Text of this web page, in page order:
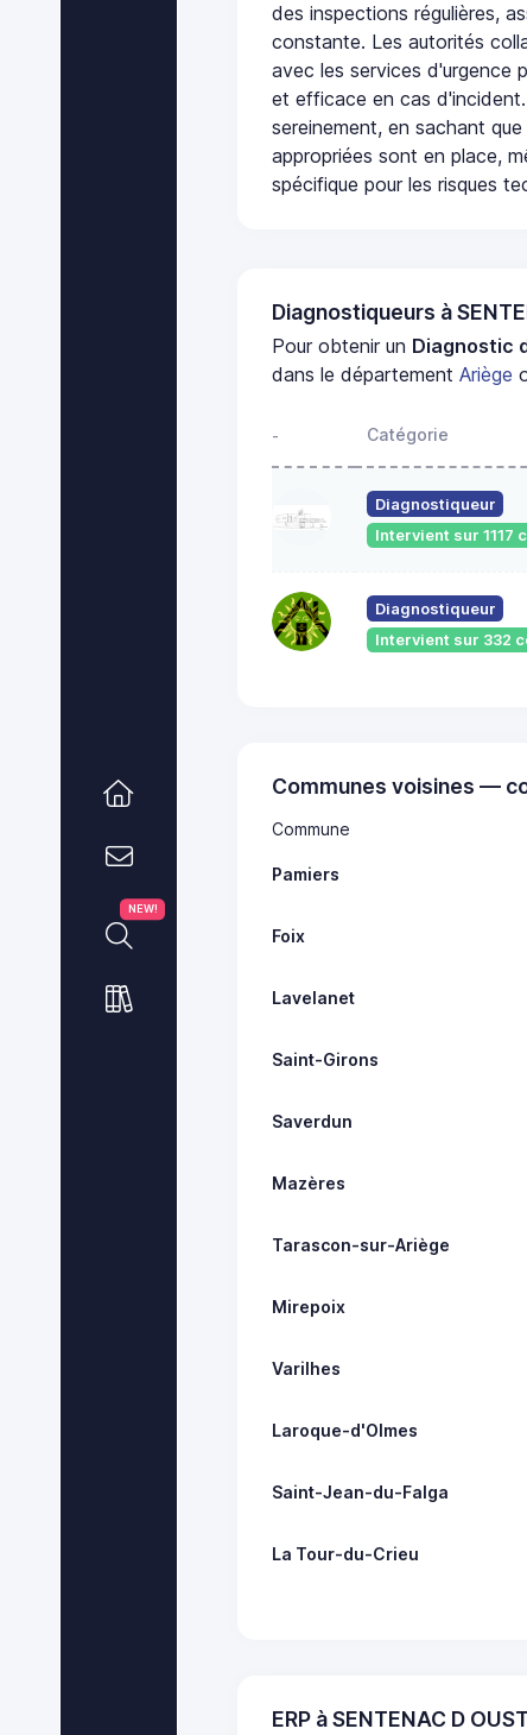
NEW!
des inspections régulières,
constante. Les autorités
avec les services d'urgence
et efficace en cas
sereinement, en sachant
appropriées sont en place,
spécifique pour les risques
Diagnostiqueurs à
Pour obtenir un Diagnostic
dans le départementAriège
- Catégorie
Diagnostiqueur
Intervient sur 1117
Diagnostiqueur
Intervient sur 332
Communes voisines —
Commune
Pamiers
Foix
Lavelanet
Saint-Girons
Saverdun
Mazères
Tarascon-sur-Ariège
Mirepoix
Varilhes
Laroque-d'Olmes
Saint-Jean-du-Falga
La Tour-du-Crieu
ERP à SENTENAC D